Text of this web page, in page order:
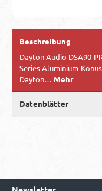
Beschreibung
Dayton Audio DSA90-
Series Aluminium-
Dayton… Mehr
Datenblätter